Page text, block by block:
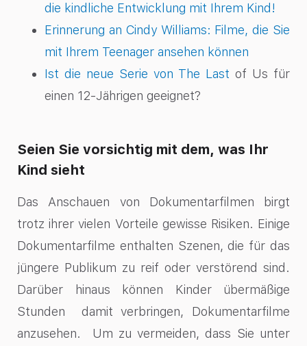
die kindliche Entwicklung mit Ihrem Kind!
Erinnerung an Cindy Williams: Filme, die Sie
mit Ihrem Teenager ansehen können
Ist die neue Serie von The Lastof Us für
einen 12-Jährigen geeignet?
Seien Sie vorsichtig mit dem, was Ihr
Kind sieht
Das Anschauen von Dokumentarfilmen birgt
trotz ihrer vielen Vorteile gewisse Risiken. Einige
Dokumentarfilme enthalten Szenen, die für das
jüngere Publikum zu reif oder verstörend sind.
Darüber hinaus können Kinder übermäßige
Stunden damit verbringen, Dokumentarfilme
anzusehen. Um zu vermeiden, dass Sie unter